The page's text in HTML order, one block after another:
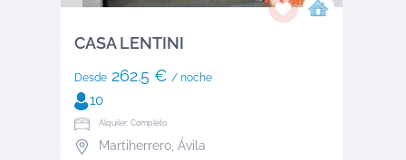
CASA LENTINI
Desde262.5 € / noche
10
Alquiler: Completo
Martiherrero, Ávila